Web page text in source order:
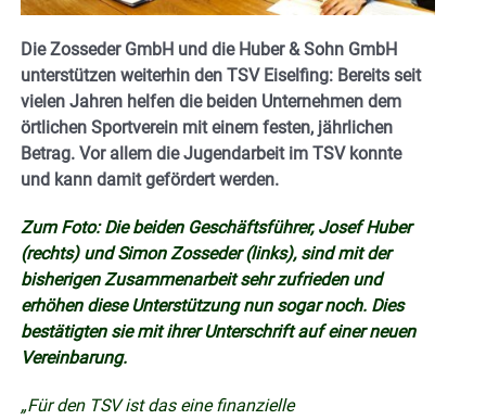
Die Zosseder GmbH und die Huber & Sohn GmbH
unterstützen weiterhin den TSV Eiselfing: Bereits seit
vielen Jahren helfen die beiden Unternehmen dem
örtlichen Sportverein mit einem festen, jährlichen
Betrag. Vor allem die Jugendarbeit im TSV konnte
und kann damit gefördert werden.
Zum Foto: Die beiden Geschäftsführer, Josef Huber
(rechts) und Simon Zosseder (links), sind mit der
bisherigen Zusammenarbeit sehr zufrieden und
erhöhen diese Unterstützung nun sogar noch. Dies
bestätigten sie mit ihrer Unterschrift auf einer neuen
Vereinbarung.
„Für den TSV ist das eine finanzielle